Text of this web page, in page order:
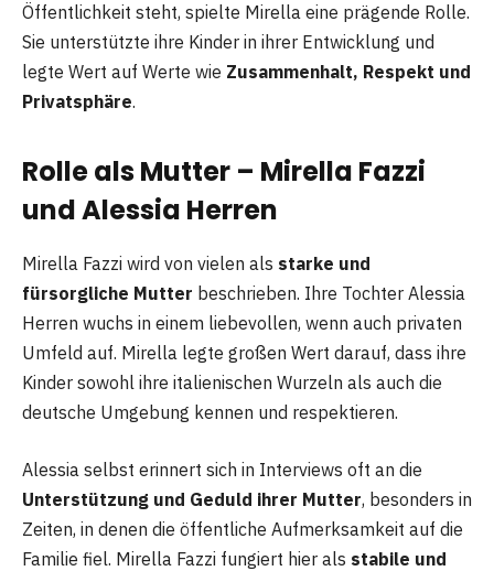
Öffentlichkeit steht, spielte Mirella eine prägende Rolle.
Sie unterstützte ihre Kinder in ihrer Entwicklung und
legte Wert auf Werte wie Zusammenhalt, Respekt und
Privatsphäre.
Rolle als Mutter – Mirella Fazzi
und Alessia Herren
Mirella Fazzi wird von vielen als starke und
fürsorgliche Mutter beschrieben. Ihre Tochter Alessia
Herren wuchs in einem liebevollen, wenn auch privaten
Umfeld auf. Mirella legte großen Wert darauf, dass ihre
Kinder sowohl ihre italienischen Wurzeln als auch die
deutsche Umgebung kennen und respektieren.
Alessia selbst erinnert sich in Interviews oft an die
Unterstützung und Geduld ihrer Mutter, besonders in
Zeiten, in denen die öffentliche Aufmerksamkeit auf die
Familie fiel. Mirella Fazzi fungiert hier als stabile und